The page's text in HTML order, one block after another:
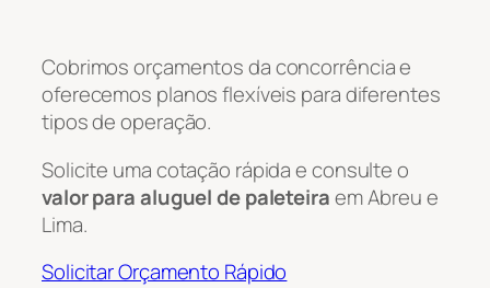
Cobrimos orçamentos da concorrência e
oferecemos planos flexíveis para diferentes
tipos de operação.
Solicite uma cotação rápida e consulte o
valor para aluguel de paleteiraem Abreu e
Lima.
Solicitar Orçamento Rápido